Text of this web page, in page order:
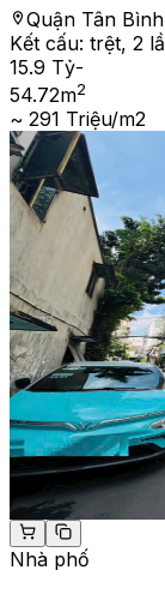
Quận Tân
Kết cấu: trệt, 2
15.9 Tỷ-
54.72m2
~ 291 Triệu/m2
Nhà phố